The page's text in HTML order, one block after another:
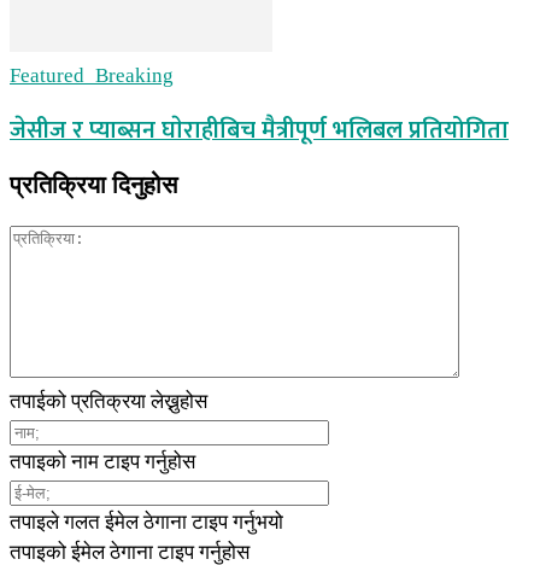
Featured_Breaking
जेसीज र प्याब्सन घाेराहीबिच मैत्रीपूर्ण भलिबल प्रतियोगिता
प्रतिक्रिया दिनुहोस
तपाईको प्रतिक्रया लेख्नुहोस
तपाइको नाम टाइप गर्नुहोस
तपाइले गलत ईमेल ठेगाना टाइप गर्नुभयो
तपाइको ईमेल ठेगाना टाइप गर्नुहोस